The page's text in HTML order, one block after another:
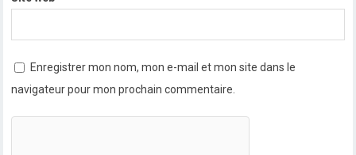
Enregistrer mon nom, mon e-mail et mon site dans le
navigateur pour mon prochain commentaire.